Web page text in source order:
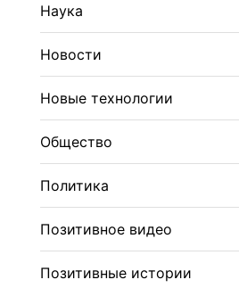
Наука
Новости
Новые технологии
Общество
Политика
Позитивное видео
Позитивные истории